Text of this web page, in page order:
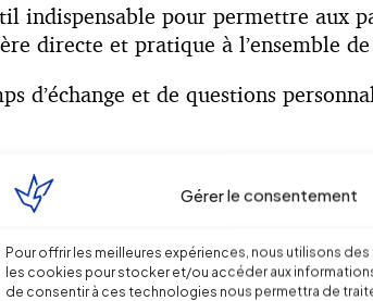
Gérer le consentement
Pour offrir les meilleures expériences, nous utilisons
les cookies pour stocker et/ou accéder aux
de consentir à ces technologies nous permettra de
indispensable pour permettre aux
directe et pratique à l’ensemble
d’échange et de questions
et jurisprudentielles ;
pratiques ;
ou pour ses clients.